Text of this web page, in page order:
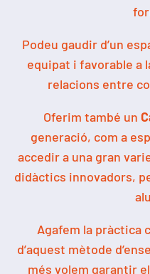
Podeu gaudir d’un
equipat i favorable a
relacions entre
Oferim també un
generació, com a
accedir a una gran
didàctics innovadors,
Agafem la pràctica
d’aquest mètode
més volem garantir